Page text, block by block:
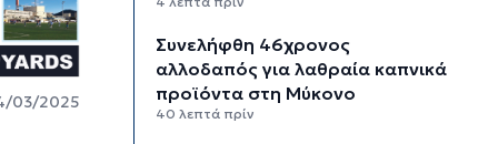
03/2025
Συνελήφθη 46χρονος
αλλοδαπός για λαθραία καπνικά
προϊόντα στη Μύκονο
40 λεπτά πρίν